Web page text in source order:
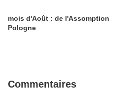
mois d'Août : de l'Assomption
Pologne
Commentaires